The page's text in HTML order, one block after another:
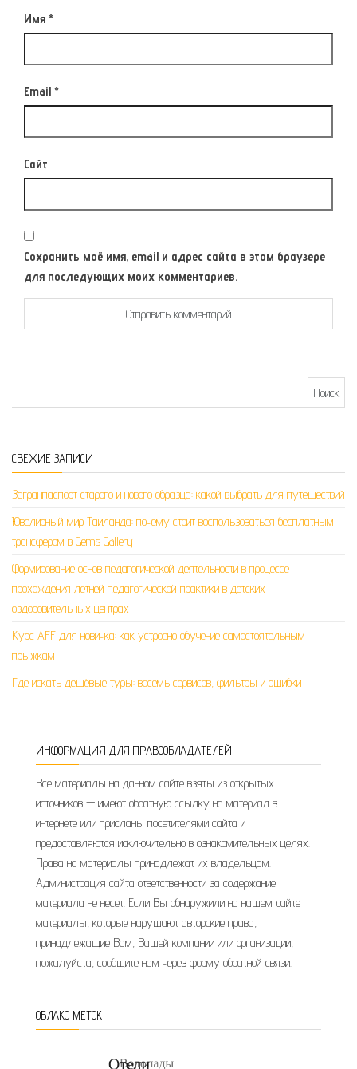
Имя *
Email *
Сайт
Сохранить моё имя, email и адрес сайта в этом браузере
для последующих моих комментариев.
СВЕЖИЕ ЗАПИСИ
Загранпаспорт старого и нового образца: какой выбрать для путешествий
Ювелирный мир Таиланда: почему стоит воспользоваться бесплатным
трансфером в Gems Gallery
Формирование основ педагогической деятельности в процессе
прохождения летней педагогической практики в детских
оздоровительных центрах
Курс AFF для новичка: как устроено обучение самостоятельным
прыжкам
Где искать дешёвые туры: восемь сервисов, фильтры и ошибки
ИНФОРМАЦИЯ ДЛЯ ПРАВООБЛАДАТЕЛЕЙ
Все материалы на данном сайте взяты из открытых
источников — имеют обратную ссылку на материал в
интернете или присланы посетителями сайта и
предоставляются исключительно в ознакомительных целях.
Права на материалы принадлежат их владельцам.
Администрация сайта ответственности за содержание
материала не несет. Если Вы обнаружили на нашем сайте
материалы, которые нарушают авторские права,
принадлежащие Вам, Вашей компании или организации,
пожалуйста, сообщите нам через форму обратной связи.
ОБЛАКО МЕТОК